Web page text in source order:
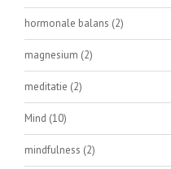
hormonale balans (2)
magnesium (2)
meditatie (2)
Mind (10)
mindfulness (2)